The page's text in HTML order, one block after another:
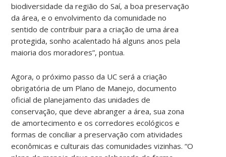
biodiversidade da região do Saí, a boa preservação
da área, e o envolvimento da comunidade no
sentido de contribuir para a criação de uma área
protegida, sonho acalentado há alguns anos pela
maioria dos moradores”, pontua.
Agora, o próximo passo da UC será a criação
obrigatória de um Plano de Manejo, documento
oficial de planejamento das unidades de
conservação, que deve abranger a área, sua zona
de amortecimento e os corredores ecológicos e
formas de conciliar a preservação com atividades
econômicas e culturais das comunidades vizinhas. “O